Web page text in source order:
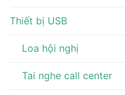
Thiết bị USB
Loa hội nghị
Tai nghe call center